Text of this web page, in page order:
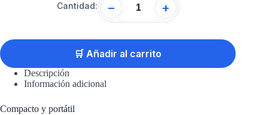
Cantidad: − +
🛒 Añadir al carrito
Descripción
Información adicional
Compacto y portátil